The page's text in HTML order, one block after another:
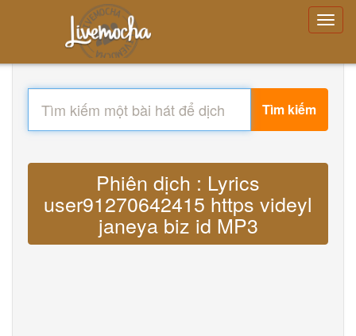
Tìm kiếm
Phiên dịch : Lyrics
user91270642415 https videyl
janeya biz id MP3